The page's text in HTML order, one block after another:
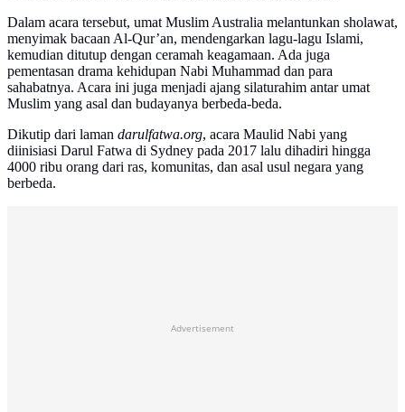
Dalam acara tersebut, umat Muslim Australia melantunkan sholawat,
menyimak bacaan Al-Qur’an, mendengarkan lagu-lagu Islami,
kemudian ditutup dengan ceramah keagamaan. Ada juga
pementasan drama kehidupan Nabi Muhammad dan para
sahabatnya. Acara ini juga menjadi ajang silaturahim antar umat
Muslim yang asal dan budayanya berbeda-beda.
Dikutip dari laman darulfatwa.org, acara Maulid Nabi yang
diinisiasi Darul Fatwa di Sydney pada 2017 lalu dihadiri hingga
4000 ribu orang dari ras, komunitas, dan asal usul negara yang
berbeda.
Advertisement